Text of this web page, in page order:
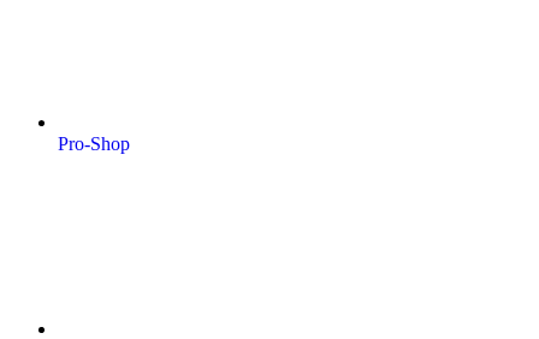
Pro-Shop